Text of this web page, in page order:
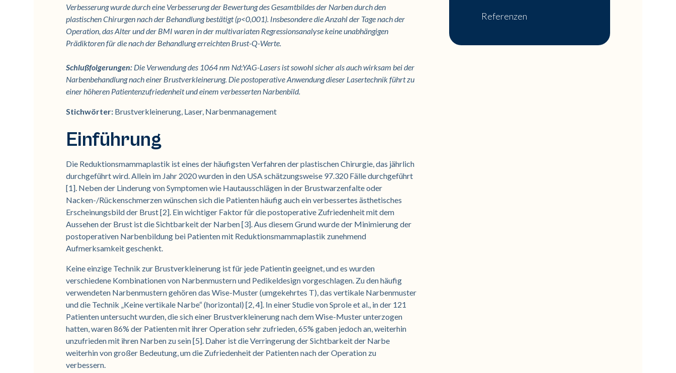
Verbesserung wurde durch eine Verbesserung der Bewertung des Gesamtbildes der Narben durch den
plastischen Chirurgen nach der Behandlung bestätigt (p<0,001). Insbesondere die Anzahl der Tage nach der
Operation, das Alter und der BMI waren in der multivariaten Regressionsanalyse keine unabhängigen
Prädiktoren für die nach der Behandlung erreichten Brust-Q-Werte.
Schlußfolgerungen: Die Verwendung des 1064 nm Nd:YAG-Lasers ist sowohl sicher als auch wirksam bei der
Narbenbehandlung nach einer Brustverkleinerung. Die postoperative Anwendung dieser Lasertechnik führt zu
einer höheren Patientenzufriedenheit und einem verbesserten Narbenbild.
Stichwörter: Brustverkleinerung, Laser, Narbenmanagement
Einführung
Die Reduktionsmammaplastik ist eines der häufigsten Verfahren der plastischen Chirurgie, das jährlich
durchgeführt wird. Allein im Jahr 2020 wurden in den USA schätzungsweise 97.320 Fälle durchgeführt
[1]. Neben der Linderung von Symptomen wie Hautausschlägen in der Brustwarzenfalte oder
Nacken-/Rückenschmerzen wünschen sich die Patienten häufig auch ein verbessertes ästhetisches
Erscheinungsbild der Brust [2]. Ein wichtiger Faktor für die postoperative Zufriedenheit mit dem
Aussehen der Brust ist die Sichtbarkeit der Narben [3]. Aus diesem Grund wurde der Minimierung der
postoperativen Narbenbildung bei Patienten mit Reduktionsmammaplastik zunehmend
Aufmerksamkeit geschenkt.
Keine einzige Technik zur Brustverkleinerung ist für jede Patientin geeignet, und es wurden
verschiedene Kombinationen von Narbenmustern und Pedikeldesign vorgeschlagen. Zu den häufig
verwendeten Narbenmustern gehören das Wise-Muster (umgekehrtes T), das vertikale Narbenmuster
und die Technik „Keine vertikale Narbe“ (horizontal) [2, 4]. In einer Studie von Sprole et al., in der 121
Patienten untersucht wurden, die sich einer Brustverkleinerung nach dem Wise-Muster unterzogen
hatten, waren 86% der Patienten mit ihrer Operation sehr zufrieden, 65% gaben jedoch an, weiterhin
unzufrieden mit ihren Narben zu sein [5]. Daher ist die Verringerung der Sichtbarkeit der Narbe
weiterhin von großer Bedeutung, um die Zufriedenheit der Patienten nach der Operation zu
verbessern.
Referenzen